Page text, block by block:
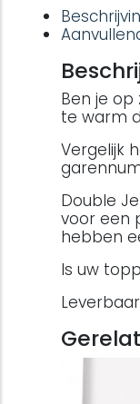
Ben je op
te warm
Vergelijk
Double
voor een
hebben
Is uw